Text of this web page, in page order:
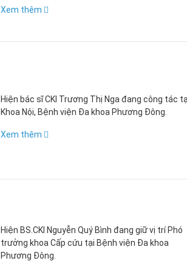
Xem thêm
Hiện bác sĩ CKI Trương Thị Nga đang công tác
Khoa Nội, Bệnh viện Đa khoa Phương Đông.
Xem thêm
Hiện BS.CKI Nguyễn Quý Bình đang giữ vị trí Phó
trưởng khoa Cấp cứu tại Bệnh viện Đa khoa
Phương Đông.